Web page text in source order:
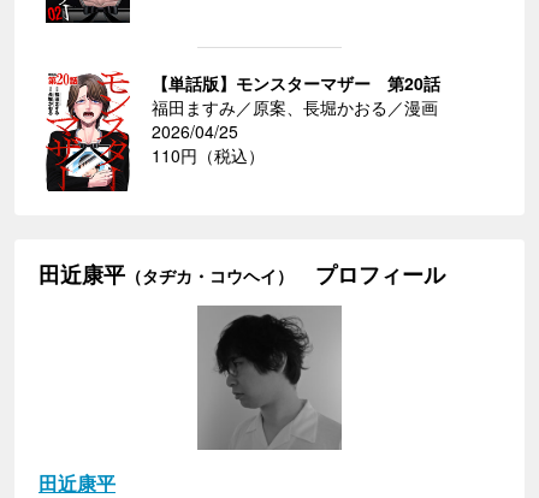
【単話版】モンスターマザー 第20話
福田ますみ／原案、長堀かおる／漫画
2026/04/25
110円（税込）
田近康平 （タヂカ・コウヘイ） プロフィール
田近康平